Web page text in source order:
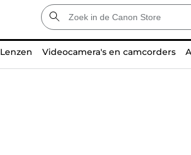
Lenzen Videocamera's en camcorders